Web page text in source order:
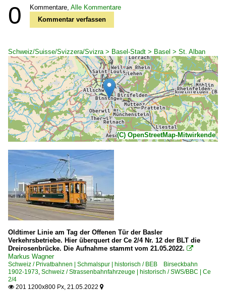
0 Kommentare, Alle Kommentare
Kommentar verfassen
Schweiz/Suisse/Svizzera/Svizra > Basel-Stadt > Basel > St. Alban
(C) OpenStreetMap-Mitwirkende
Oldtimer Linie am Tag der Offenen Tür der Basler
Verkehrsbetriebe. Hier überquert der Ce 2/4 Nr. 12 der BLT die
Dreirosenbrücke. Die Aufnahme stammt vom 21.05.2022. 
Markus Wagner
Schweiz / Privatbahnen | Schmalspur | historisch / BEB Birseckbahn
1902-1973, Schweiz / Strassenbahnfahrzeuge | historisch / SWS/BBC | Ce
2/4
 201 1200x800 Px, 21.05.2022 